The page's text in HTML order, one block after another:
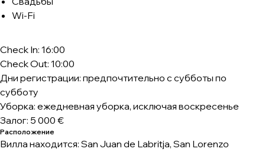
Wi-Fi
Check In: 16:00
Check Out: 10:00
Дни регистрации: предпочтительно с субботы по
субботу
Уборка: ежедневная уборка, исключая воскресенье
Залог: 5 000 €
Расположение
Вилла находится: San Juan de Labritja, San Lorenzo